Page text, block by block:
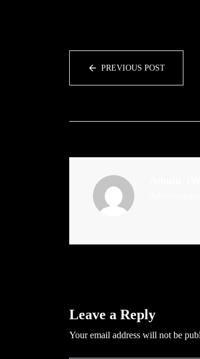
PREVIOUS POST
Leave a Reply
Your email address will not be